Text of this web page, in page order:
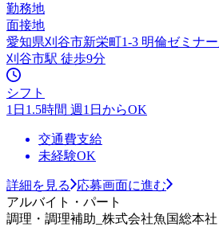
勤務地
面接地
愛知県刈谷市新栄町1-3 明倫ゼミナ
刈谷市駅 徒歩9分
シフト
1日1.5時間 週1日からOK
交通費支給
未経験OK
詳細を見る
応募画面に進む
アルバイト・パート
調理・調理補助_株式会社魚国総本